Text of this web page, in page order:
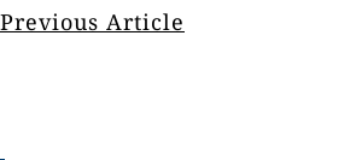
Previous Article